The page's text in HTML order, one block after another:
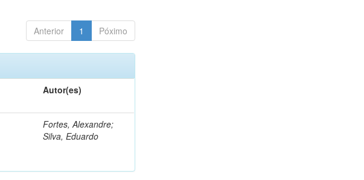
Anterior 1 Póximo
Autor(es)
Fortes, Alexandre;
Silva, Eduardo